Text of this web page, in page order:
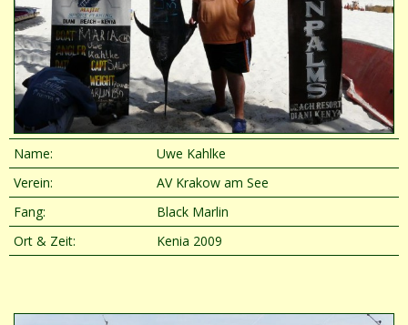
Name:
Uwe Kahlke
Verein:
AV Krakow am See
Fang:
Black Marlin
Ort & Zeit:
Kenia 2009